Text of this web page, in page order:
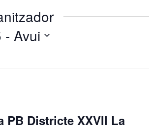
- Avui
PB Districte XXVII La